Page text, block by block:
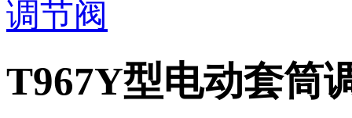
调节阀
T967Y型电动套筒